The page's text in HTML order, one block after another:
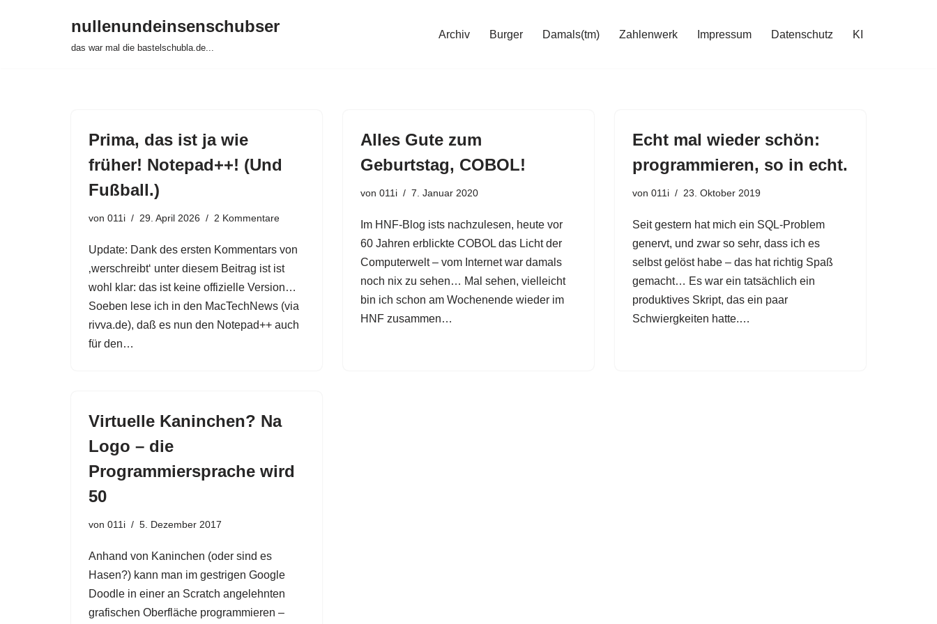
nullenundeinsenschubser
das war mal die bastelschubla.de...
Archiv Burger Damals(tm) Zahlenwerk Impressum Datenschutz KI
Prima, das ist ja wie
früher! Notepad++! (Und
Fußball.)
von 011i 29. April 2026 2 Kommentare
Update: Dank des ersten Kommentars von
‚werschreibt‘ unter diesem Beitrag ist ist
wohl klar: das ist keine offizielle Version…
Soeben lese ich in den MacTechNews (via
rivva.de), daß es nun den Notepad++ auch
für den…
Alles Gute zum
Geburtstag, COBOL!
von 011i 7. Januar 2020
Im HNF-Blog ists nachzulesen, heute vor
60 Jahren erblickte COBOL das Licht der
Computerwelt – vom Internet war damals
noch nix zu sehen… Mal sehen, vielleicht
bin ich schon am Wochenende wieder im
HNF zusammen…
Echt mal wieder schön:
programmieren, so in echt.
von 011i 23. Oktober 2019
Seit gestern hat mich ein SQL-Problem
genervt, und zwar so sehr, dass ich es
selbst gelöst habe – das hat richtig Spaß
gemacht… Es war ein tatsächlich ein
produktives Skript, das ein paar
Schwiergkeiten hatte.…
Virtuelle Kaninchen? Na
Logo – die
Programmiersprache wird
50
von 011i 5. Dezember 2017
Anhand von Kaninchen (oder sind es
Hasen?) kann man im gestrigen Google
Doodle in einer an Scratch angelehnten
grafischen Oberfläche programmieren –